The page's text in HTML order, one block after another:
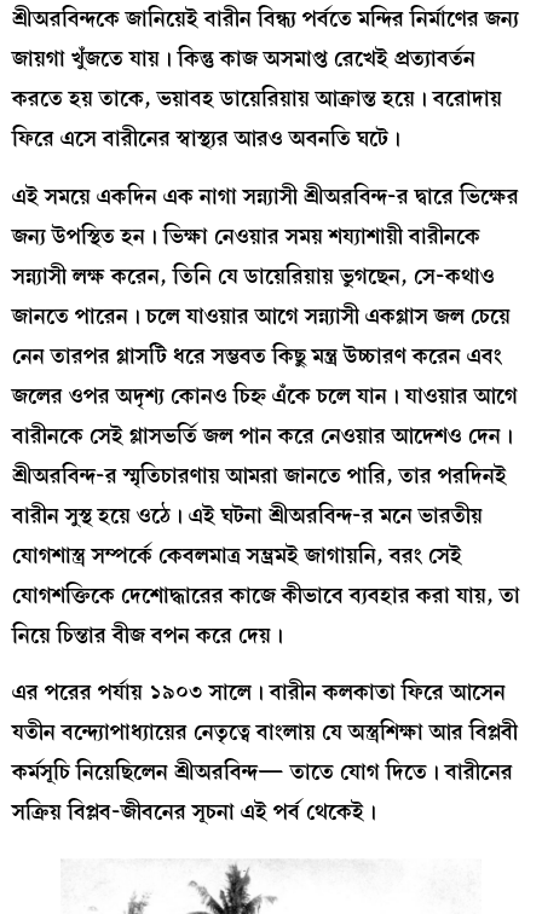
শ্রীঅরবিন্দকে জানিয়েই বারীন বিন্ধ্য পর্বতে মন্দির নির্মাণের জন্য
জায়গা খুঁজতে যায়। কিন্তু কাজ অসমাপ্ত রেখেই প্রত্যাবর্তন
করতে হয় তাকে, ভয়াবহ ডায়েরিয়ায় আক্রান্ত হয়ে। বরোদায়
ফিরে এসে বারীনের স্বাস্থ্যর আরও অবনতি ঘটে।
এই সময়ে একদিন এক নাগা সন্ন্যাসী শ্রীঅরবিন্দ-র দ্বারে ভিক্ষের
জন্য উপস্থিত হন। ভিক্ষা নেওয়ার সময় শয্যাশায়ী বারীনকে
সন্ন্যাসী লক্ষ করেন, তিনি যে ডায়েরিয়ায় ভুগছেন, সে-কথাও
জানতে পারেন। চলে যাওয়ার আগে সন্ন্যাসী একগ্লাস জল চেয়ে
নেন তারপর গ্লাসটি ধরে সম্ভবত কিছু মন্ত্র উচ্চারণ করেন এবং
জলের ওপর অদৃশ্য কোনও চিহ্ন এঁকে চলে যান। যাওয়ার আগে
বারীনকে সেই গ্লাসভর্তি জল পান করে নেওয়ার আদেশও দেন।
শ্রীঅরবিন্দ-র স্মৃতিচারণায় আমরা জানতে পারি, তার পরদিনই
বারীন সুস্থ হয়ে ওঠে। এই ঘটনা শ্রীঅরবিন্দ-র মনে ভারতীয়
যোগশাস্ত্র সম্পর্কে কেবলমাত্র সম্ভ্রমই জাগায়নি, বরং সেই
যোগশক্তিকে দেশোদ্ধারের কাজে কীভাবে ব্যবহার করা যায়, তা
নিয়ে চিন্তার বীজ বপন করে দেয়।
এর পরের পর্যায় ১৯০৩ সালে। বারীন কলকাতা ফিরে আসেন
যতীন বন্দ্যোপাধ্যায়ের নেতৃত্বে বাংলায় যে অস্ত্রশিক্ষা আর বিপ্লবী
কর্মসূচি নিয়েছিলেন শ্রীঅরবিন্দ— তাতে যোগ দিতে। বারীনের
সক্রিয় বিপ্লব-জীবনের সূচনা এই পর্ব থেকেই।